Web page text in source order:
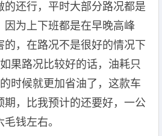
的还行，平时大部分路况都是
因为上下班都是在早晚高峰
的，在路况不是很好的情况下
果路况比较好的话，油耗只
时候就更加省油了，这款车
期，比我预计的还要好，一公
钱左右。